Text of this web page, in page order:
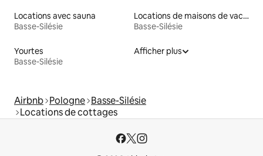
Locations avec sauna
Basse-Silésie
Locations de maisons de vacances
Basse-Silésie
Yourtes
Basse-Silésie
Afficher plus
Airbnb Pologne Basse-Silésie
Locations de cottages